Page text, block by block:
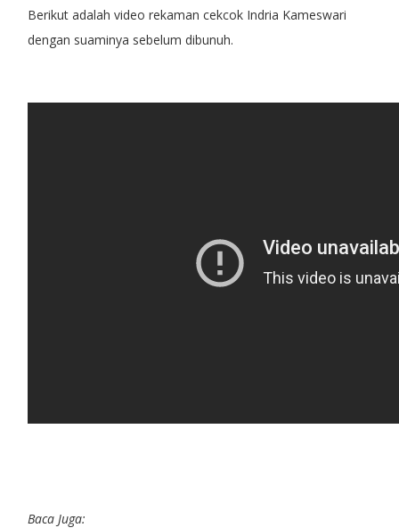
Berikut adalah video rekaman cekcok Indria Kameswari
dengan suaminya sebelum dibunuh.
Baca Juga: